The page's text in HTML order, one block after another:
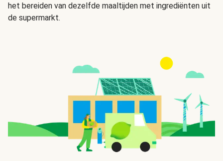
het bereiden van dezelfde maaltijden met ingrediënten uit
de supermarkt.